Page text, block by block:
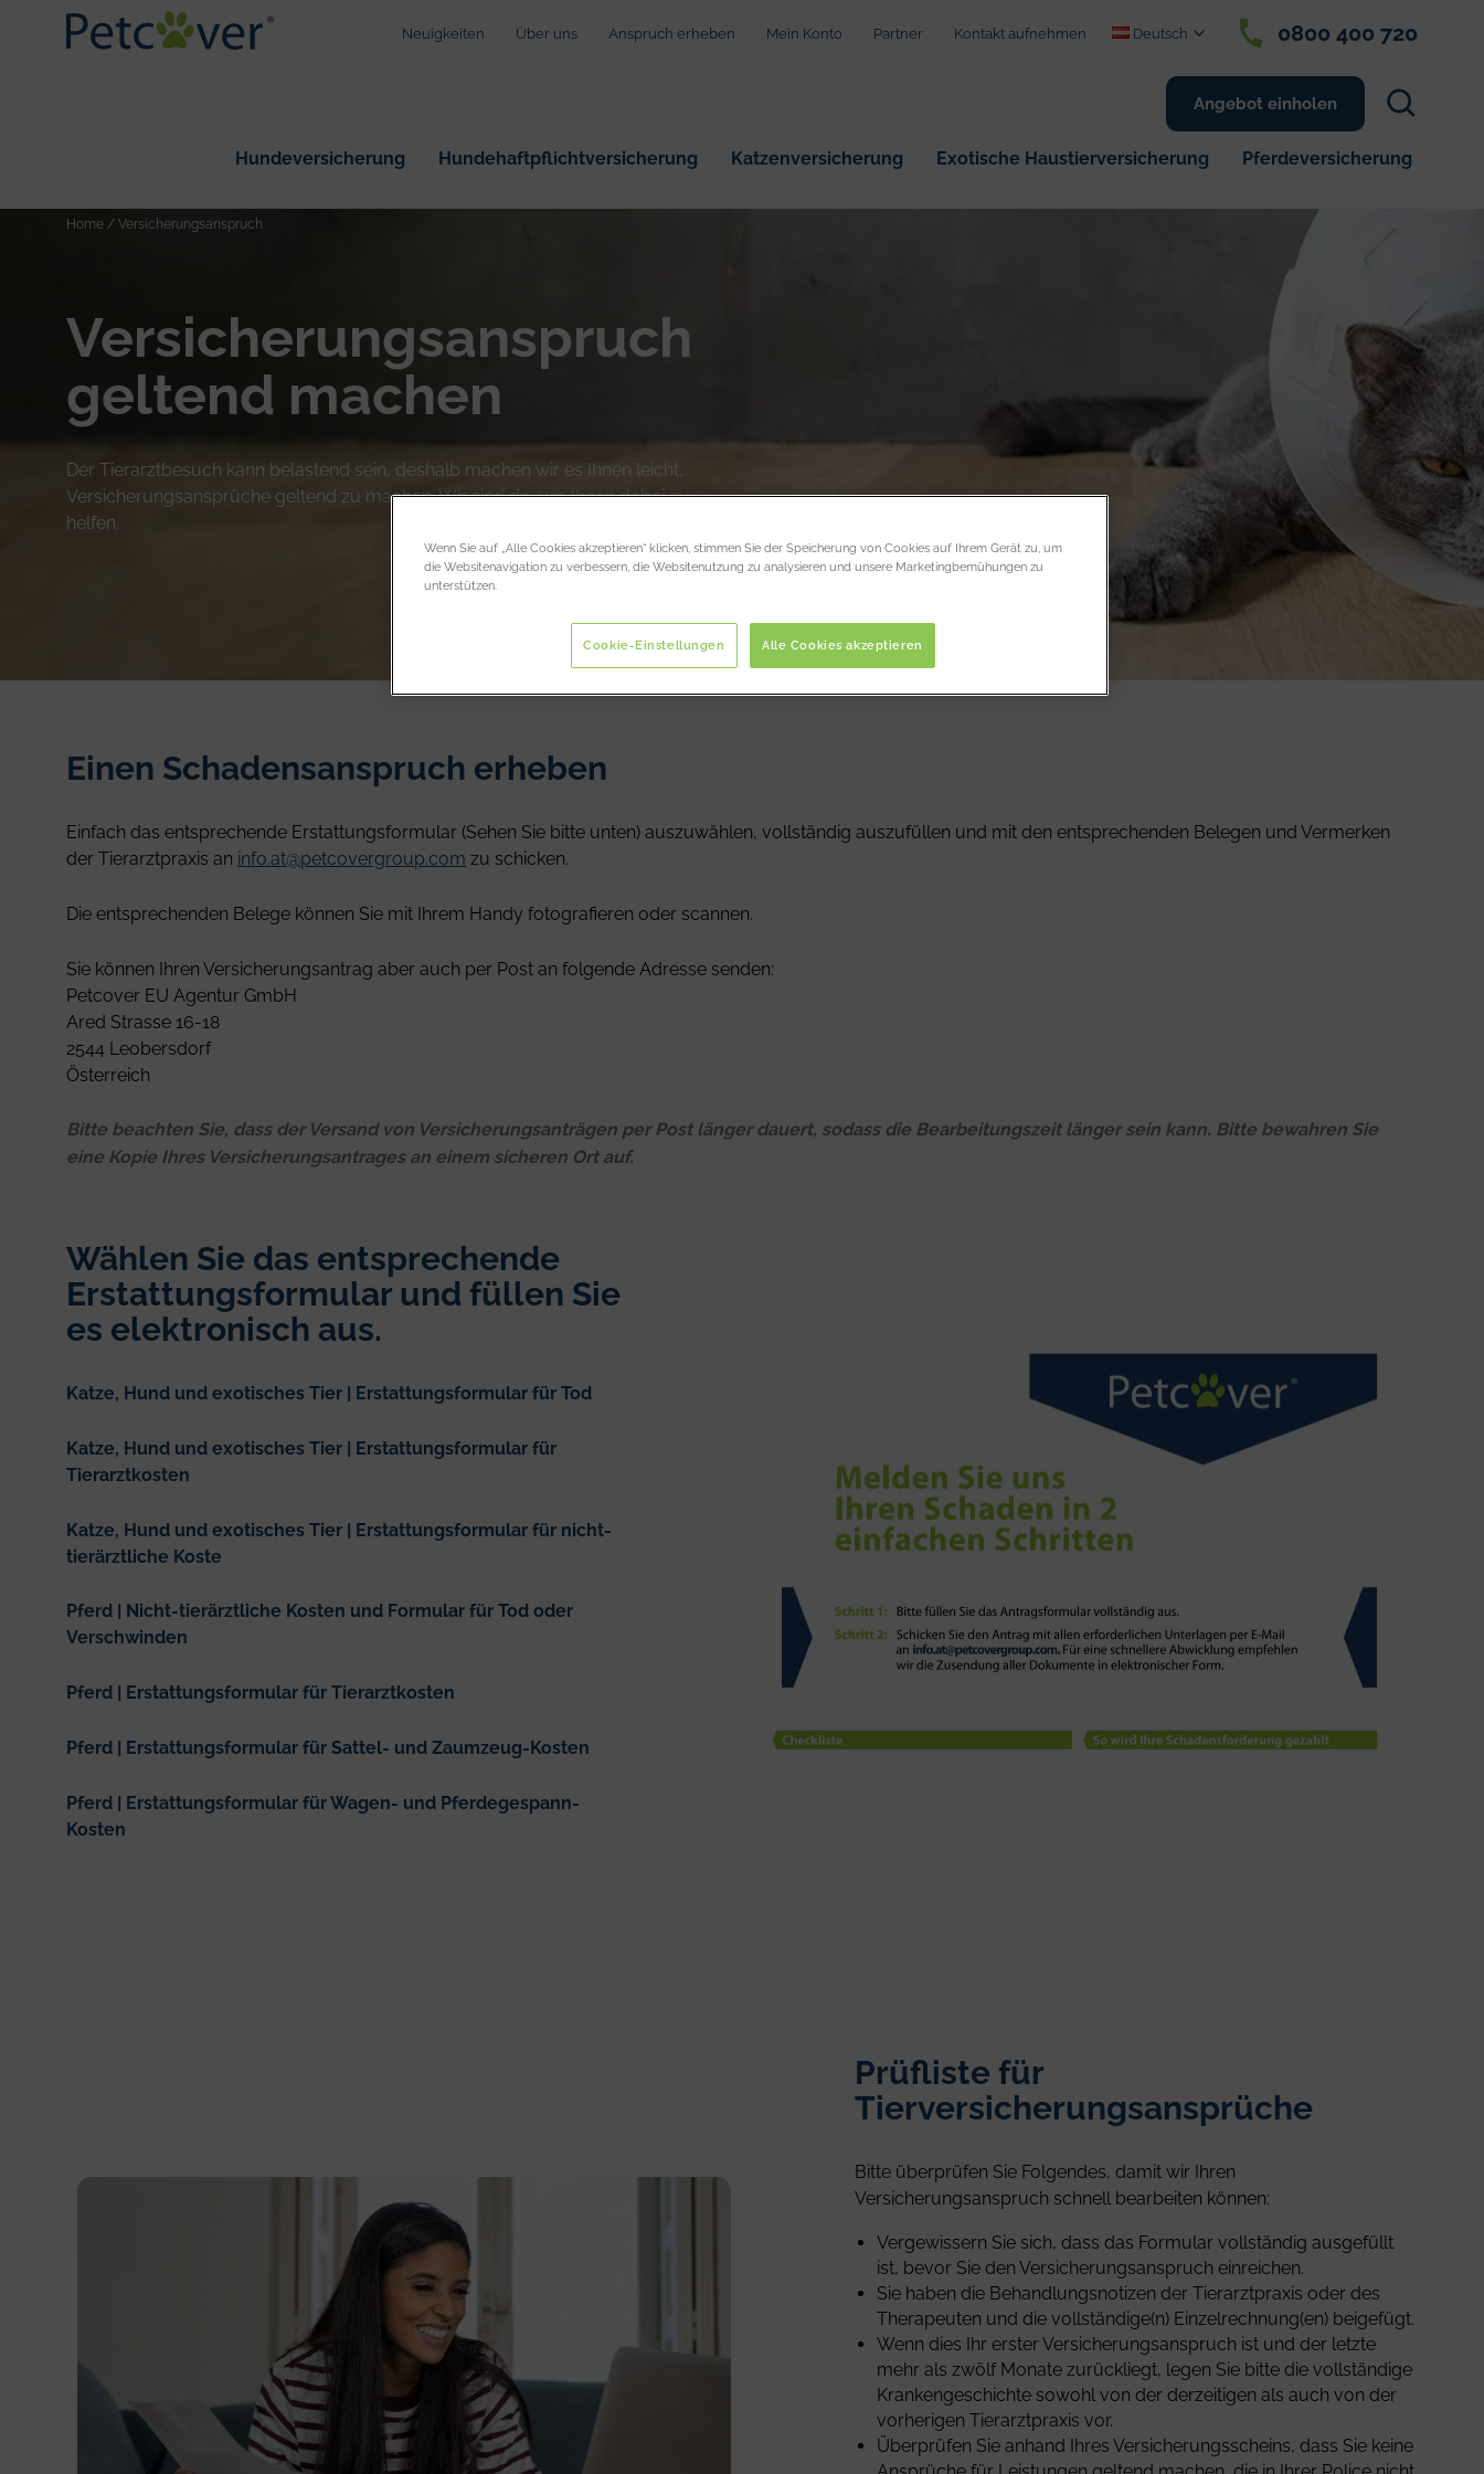
Wir sind von Montag bis Freitag von 9:00 bis 17:00 Uhr erreichbar:
Neuigkeiten Über uns Anspruch erheben Mein Konto Partner Kontakt aufnehmen Deutsch 0800 400 720
Angebot einholen
Hundeversicherung Hundehaftpflichtversicherung Katzenversicherung Exotische Haustierversicherung Pferdeversicherung
Home / Versicherungsanspruch
Versicherungsanspruch
geltend machen
Der Tierarztbesuch kann belastend sein, deshalb machen wir es Ihnen leicht,
Versicherungsansprüche geltend zu machen. Wir sind da, um Ihnen dabei zu
helfen.
Einen Schadensanspruch erheben
Einfach das entsprechende Erstattungsformular (Sehen Sie bitte unten) auszuwählen, vollständig auszufüllen und mit den entsprechenden Belegen und Vermerken
der Tierarztpraxis an info.at@petcovergroup.com zu schicken.
Die entsprechenden Belege können Sie mit Ihrem Handy fotografieren oder scannen.
Sie können Ihren Versicherungsantrag aber auch per Post an folgende Adresse senden:
Petcover EU Agentur GmbH
Ared Strasse 16-18
2544 Leobersdorf
Österreich
Bitte beachten Sie, dass der Versand von Versicherungsanträgen per Post länger dauert, sodass die Bearbeitungszeit länger sein kann. Bitte bewahren Sie
eine Kopie Ihres Versicherungsantrages an einem sicheren Ort auf.
Wählen Sie das entsprechende
Erstattungsformular und füllen Sie
es elektronisch aus.
Katze, Hund und exotisches Tier | Erstattungsformular für Tod
Katze, Hund und exotisches Tier | Erstattungsformular für
Tierarztkosten
Katze, Hund und exotisches Tier | Erstattungsformular für nicht-
tierärztliche Koste
Pferd | Nicht-tierärztliche Kosten und Formular für Tod oder
Verschwinden
Pferd | Erstattungsformular für Tierarztkosten
Pferd | Erstattungsformular für Sattel- und Zaumzeug-Kosten
Pferd | Erstattungsformular für Wagen- und Pferdegespann-
Kosten
Prüfliste für
Tierversicherungsansprüche
Bitte überprüfen Sie Folgendes, damit wir Ihren
Versicherungsanspruch schnell bearbeiten können:
Vergewissern Sie sich, dass das Formular vollständig ausgefüllt
ist, bevor Sie den Versicherungsanspruch einreichen.
Sie haben die Behandlungsnotizen der Tierarztpraxis oder des
Therapeuten und die vollständige(n) Einzelrechnung(en) beigefügt.
Wenn dies Ihr erster Versicherungsanspruch ist und der letzte
mehr als zwölf Monate zurückliegt, legen Sie bitte die vollständige
Krankengeschichte sowohl von der derzeitigen als auch von der
vorherigen Tierarztpraxis vor.
Überprüfen Sie anhand Ihres Versicherungsscheins, dass Sie keine
Wenn Sie auf „Alle Cookies akzeptieren“ klicken, stimmen Sie der Speicherung von Cookies auf Ihrem Gerät zu, um
die Websitenavigation zu verbessern, die Websitenutzung zu analysieren und unsere Marketingbemühungen zu
unterstützen.
Alle Cookies akzeptieren
Cookie-Einstellungen